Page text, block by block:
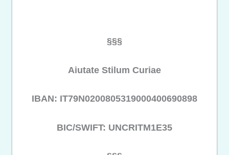
§§§
Aiutate Stilum Curiae
IBAN: IT79N0200805319000400690898
BIC/SWIFT: UNCRITM1E35